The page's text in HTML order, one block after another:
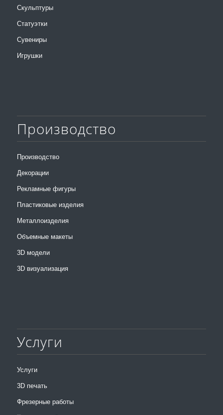
Скульптуры
Статуэтки
Сувениры
Игрушки
Производство
Производство
Декорации
Рекламные фигуры
Пластиковые изделия
Металлоизделия
Объемные макеты
3D модели
3D визуализация
Услуги
Услуги
3D печать
Фрезерные работы